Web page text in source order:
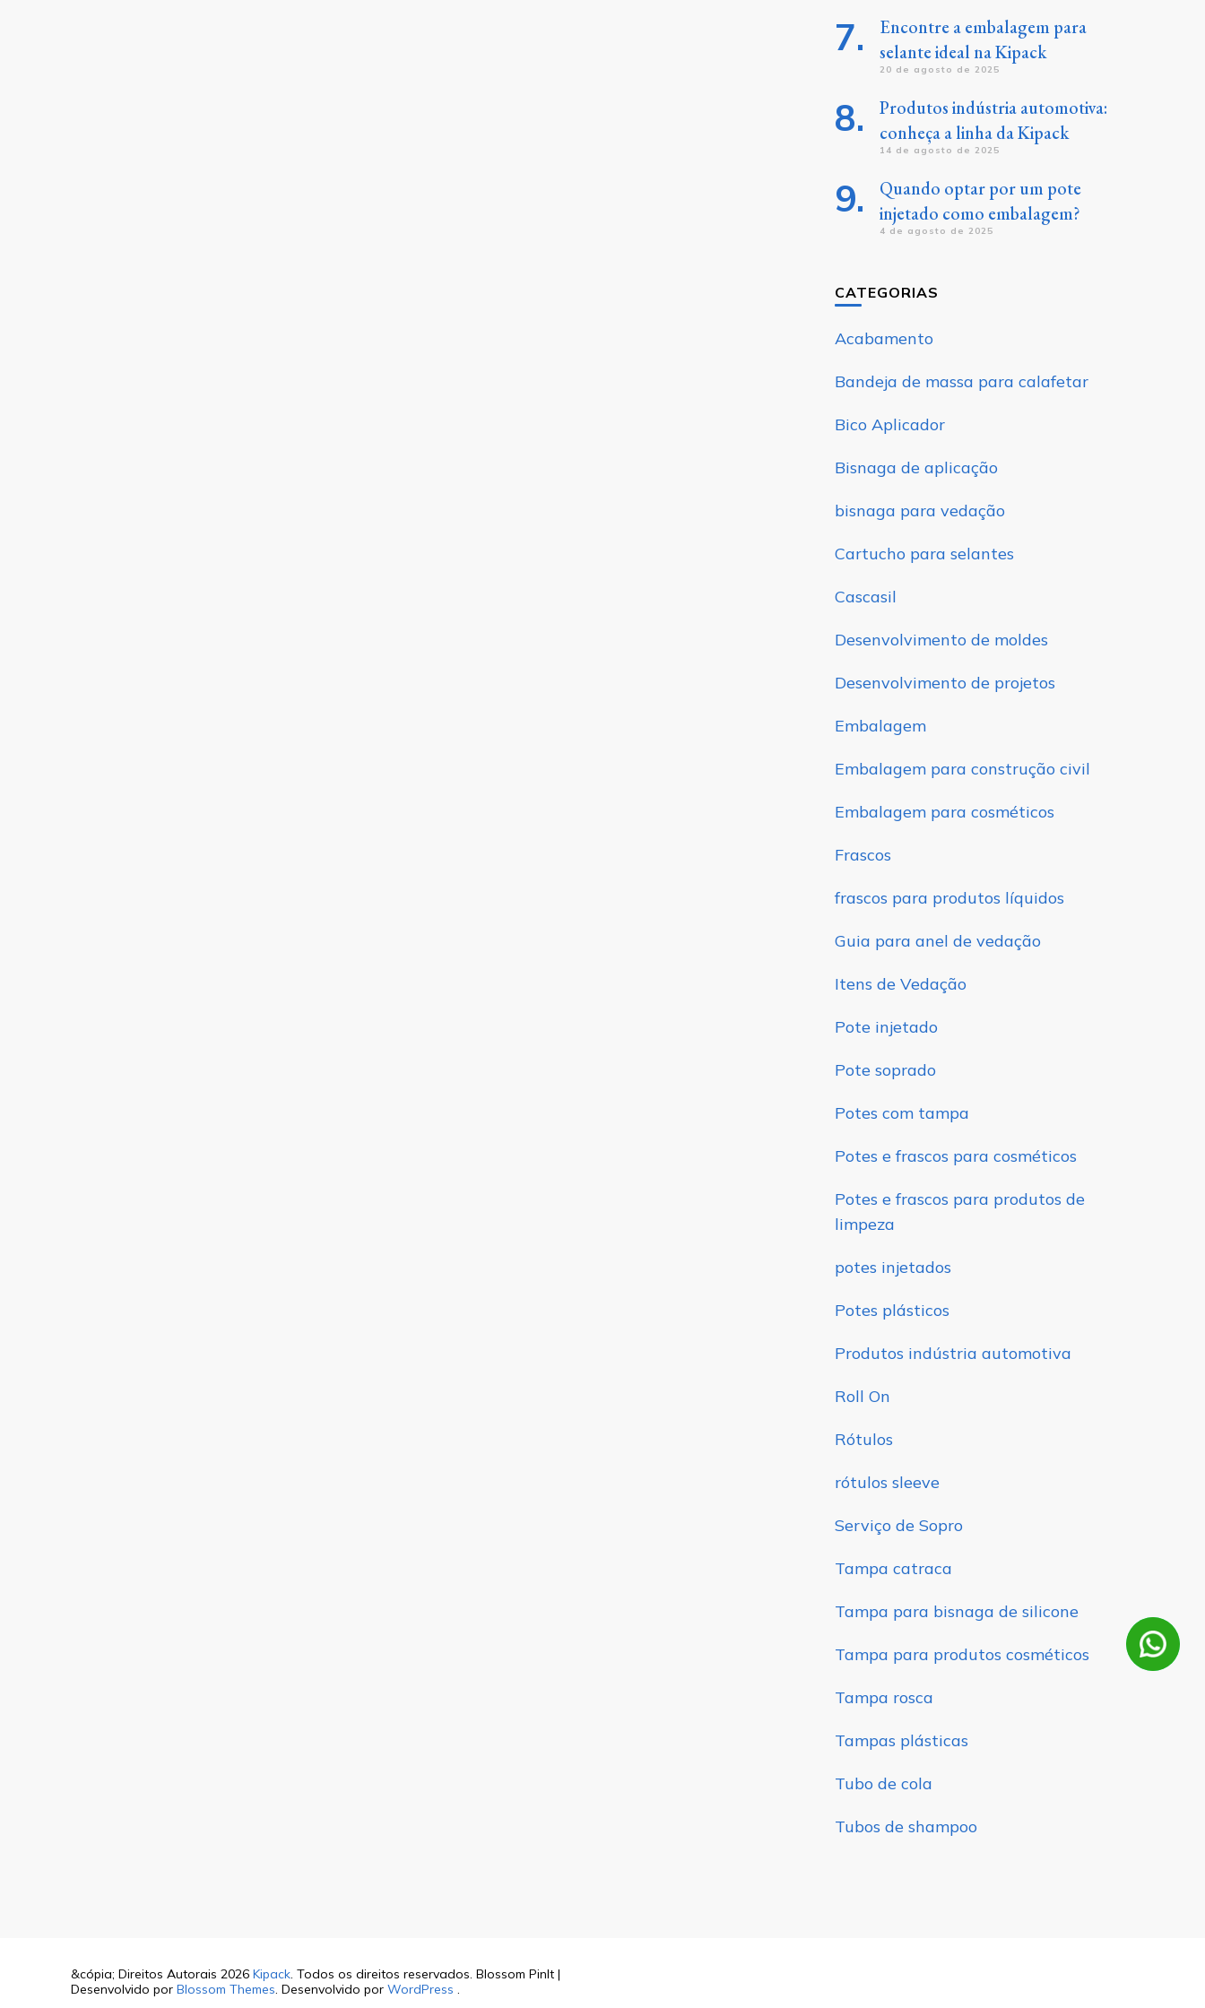
Encontre a embalagem para
selante ideal na Kipack
20 de agosto de 2025
Produtos indústria automotiva:
conheça a linha da Kipack
14 de agosto de 2025
Quando optar por um pote
injetado como embalagem?
4 de agosto de 2025
CATEGORIAS
Acabamento
Bandeja de massa para calafetar
Bico Aplicador
Bisnaga de aplicação
bisnaga para vedação
Cartucho para selantes
Cascasil
Desenvolvimento de moldes
Desenvolvimento de projetos
Embalagem
Embalagem para construção civil
Embalagem para cosméticos
Frascos
frascos para produtos líquidos
Guia para anel de vedação
Itens de Vedação
Pote injetado
Pote soprado
Potes com tampa
Potes e frascos para cosméticos
Potes e frascos para produtos de
limpeza
potes injetados
Potes plásticos
Produtos indústria automotiva
Roll On
Rótulos
rótulos sleeve
Serviço de Sopro
Tampa catraca
Tampa para bisnaga de silicone
Tampa para produtos cosméticos
Tampa rosca
Tampas plásticas
Tubo de cola
Tubos de shampoo
&cópia; Direitos Autorais 2026 Kipack. Todos os direitos reservados. Blossom PinIt |
Desenvolvido por Blossom Themes. Desenvolvido por WordPress .